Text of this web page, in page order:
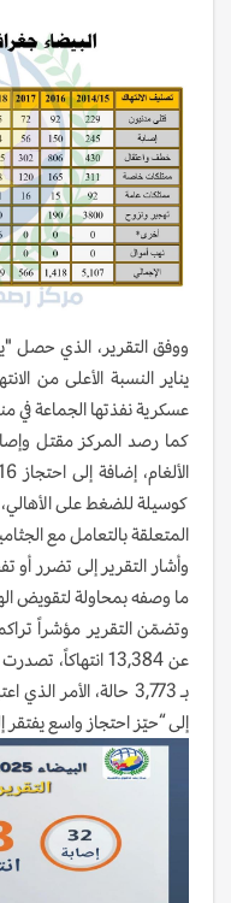
ووفق التقرير، الذي
عسكرية نفذتها الجماعة في
كوسيلة للضغط على الأهالي،
المتعلقة بالتعامل مع
ما وصفه بمحاولة لتقويض
عن 13,384
بـ 3,773 حالة، الأمر
إلى “حيّز احتجاز واسع يفتقر